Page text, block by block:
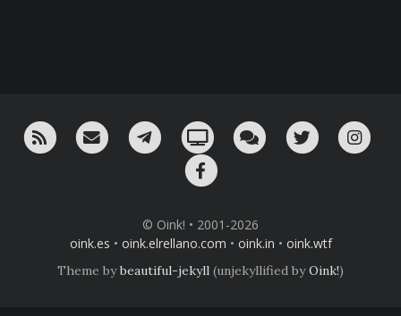
RSS ¡Mándame un email!¡Nuestro canal en Telegram!
Oink! TV Charla con nosotros
Twitter
© Oink! • 2001-2026
oink.es • oink.elrellano.com • oink.in • oink.wtf
Theme bybeautiful-jekyll (unjekyllified byOink!)